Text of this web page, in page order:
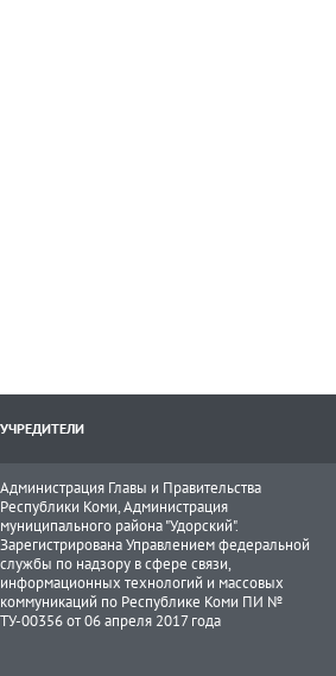
УЧРЕДИТЕЛИ
Администрация Главы и Правительства
Республики Коми, Администрация
муниципального района "Удорский".
Зарегистрирована Управлением федеральной
службы по надзору в сфере связи,
информационных технологий и массовых
коммуникаций по Республике Коми ПИ №
ТУ-00356 от 06 апреля 2017 года